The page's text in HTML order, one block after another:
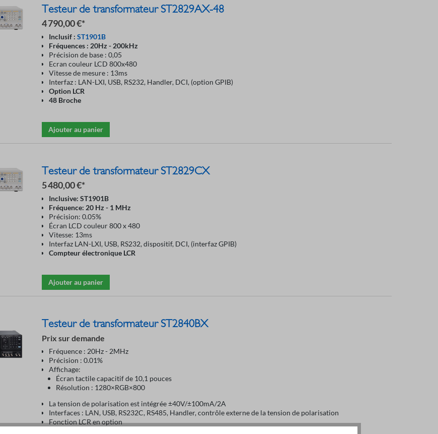
Testeur de transformateur ST2829AX-48
4 790,00 €*
Inclusif : ST1901B
Fréquences : 20Hz - 200kHz
Précision de base : 0,05
Ecran couleur LCD 800x480
Vitesse de mesure : 13ms
Interfaz : LAN-LXI, USB, RS232, Handler, DCI, (option GPIB)
Option LCR
48 Broche
Ajouter au panier
Testeur de transformateur ST2829CX
5 480,00 €*
Inclusive: ST1901B
Fréquence: 20 Hz - 1 MHz
Précision: 0.05%
Écran LCD couleur 800 x 480
Vitesse: 13ms
Interfaz LAN-LXI, USB, RS232, dispositif, DCI, (interfaz GPIB)
Compteur électronique LCR
Ajouter au panier
Testeur de transformateur ST2840BX
Prix sur demande
Fréquence : 20Hz - 2MHz
Précision : 0.01%
Affichage:
Écran tactile capacitif de 10,1 pouces
Résolution : 1280×RGB×800
La tension de polarisation est intégrée ±40V/±100mA/2A
Interfaces : LAN, USB, RS232C, RS485, Handler, contrôle externe de la tension de polarisation
Fonction LCR en option